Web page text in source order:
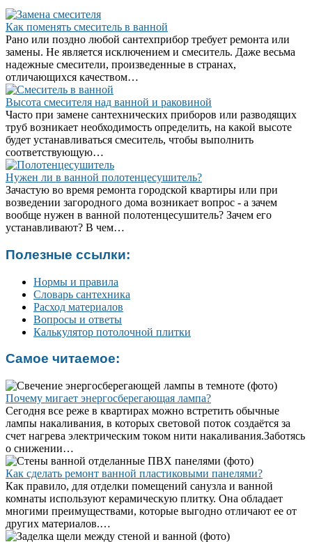
Как поменять смеситель в ванной
Рано или поздно любой сантехприбор требует ремонта или
замены. Не является исключением и смеситель. Даже весьма
надежные смесители, произведенные в странах,
отличающихся качеством…
Высота смесителя над ванной и раковиной
Часто при замене сантехнических приборов или разводящих
труб возникает необходимость определить, на какой высоте
будет устанавливаться смеситель, чтобы выполнить
соответствующую…
Нужен ли в ванной полотенцесушитель?
Зачастую во время ремонта городской квартиры или при
возведении загородного дома возникает вопрос - а зачем
вообще нужен в ванной полотенцесушитель? Зачем его
устанавливают? В чем…
Полезные ссылки:
Нормы и правила
Словарь сантехника
Расход материалов
Вопросы и ответы
Калькулятор потолочной плитки
Самое читаемое:
Почему мигает энергосберегающая лампа?
Сегодня все реже в квартирах можно встретить обычные
лампы накаливания, в которых световой поток создаётся за
счет нагрева электрическим током нити накаливания.Заботясь
о снижении…
Как сделать ремонт ванной пластиковыми панелями?
Как правило, для отделки помещений санузла и ванной
комнаты используют керамическую плитку. Она обладает
многими преимуществами, которые выгодно отличают ее от
других материалов.…